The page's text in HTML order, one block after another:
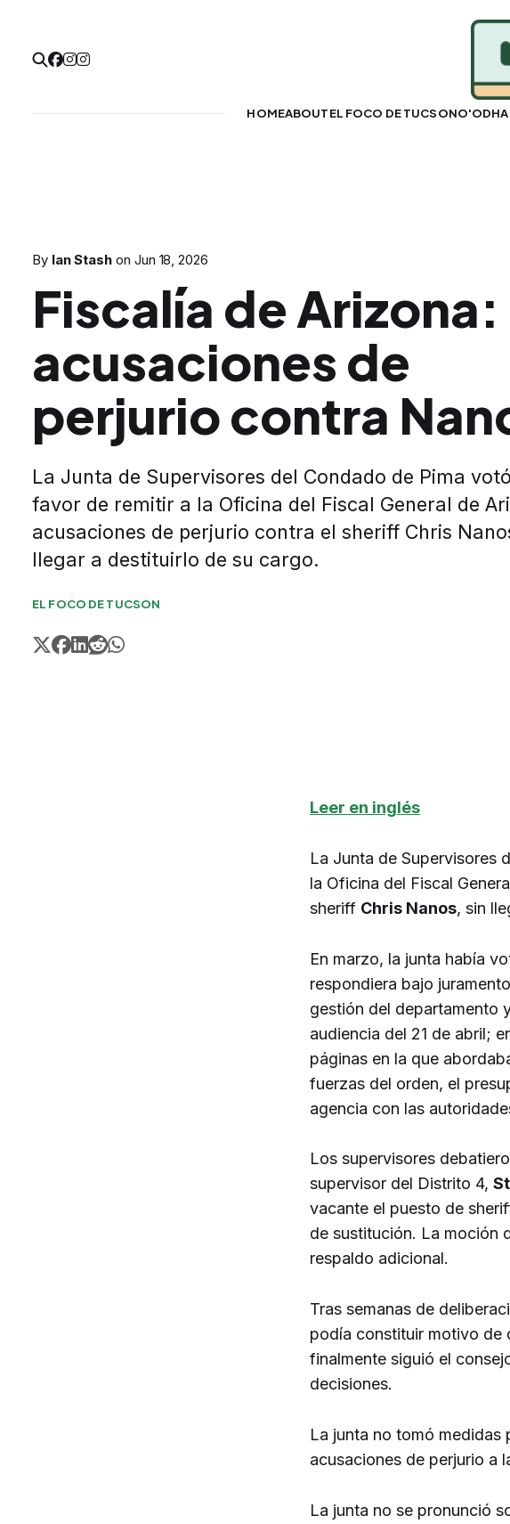
HOMEABOUTEL FOCO DE TUCSON
By Ian Stash on Jun 18, 2026
Fiscalía de Arizona:
acusaciones de
perjurio contra
La Junta de Supervisores del Condado de Pima
favor de remitir a la Oficina del Fiscal General de
acusaciones de perjurio contra el sheriff Chris
llegar a destituirlo de su cargo.
EL FOCO DE TUCSON
Leer en inglés
La Junta de Supervisores
la Oficina del Fiscal
sheriff Chris Nanos, sin
En marzo, la junta había
respondiera bajo
gestión del departamento
audiencia del 21 de abril;
páginas en la que
fuerzas del orden, el
agencia con las
Los supervisores
supervisor del Distrito 4,
vacante el puesto de
de sustitución. La moción
respaldo adicional.
Tras semanas de
podía constituir motivo de
finalmente siguió el
decisiones.
La junta no tomó medidas
acusaciones de perjurio a
La junta no se pronunció